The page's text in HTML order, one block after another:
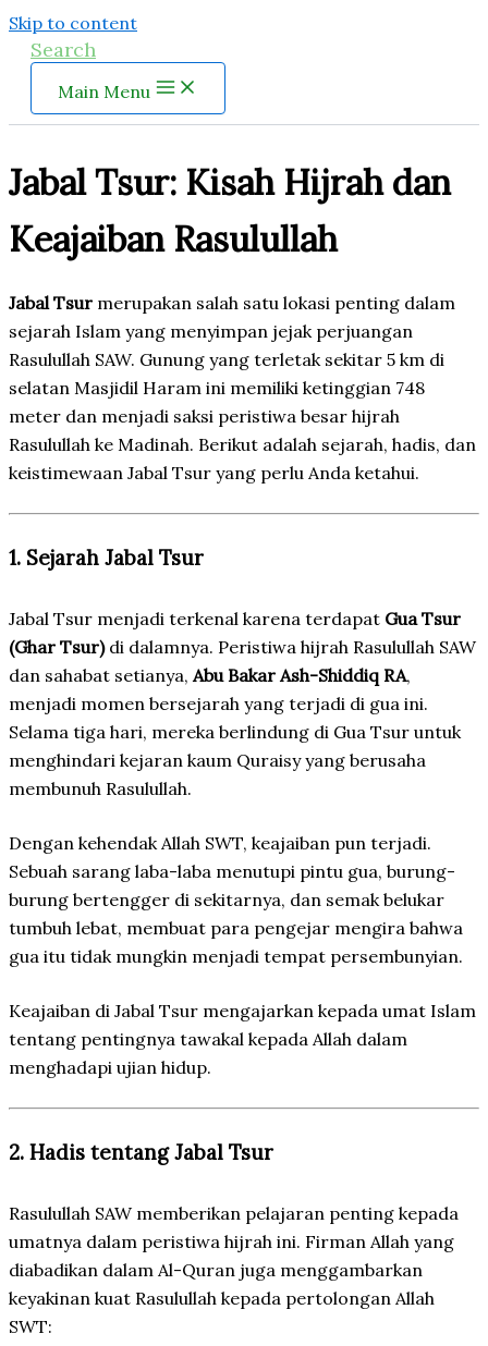
Skip to content
Search
Main Menu
Jabal Tsur: Kisah Hijrah dan
Keajaiban Rasulullah
Jabal Tsur merupakan salah satu lokasi penting dalam
sejarah Islam yang menyimpan jejak perjuangan
Rasulullah SAW. Gunung yang terletak sekitar 5 km di
selatan Masjidil Haram ini memiliki ketinggian 748
meter dan menjadi saksi peristiwa besar hijrah
Rasulullah ke Madinah. Berikut adalah sejarah, hadis, dan
keistimewaan Jabal Tsur yang perlu Anda ketahui.
1. Sejarah Jabal Tsur
Jabal Tsur menjadi terkenal karena terdapat Gua Tsur
(Ghar Tsur)di dalamnya. Peristiwa hijrah Rasulullah SAW
dan sahabat setianya, Abu Bakar Ash-Shiddiq RA,
menjadi momen bersejarah yang terjadi di gua ini.
Selama tiga hari, mereka berlindung di Gua Tsur untuk
menghindari kejaran kaum Quraisy yang berusaha
membunuh Rasulullah.
Dengan kehendak Allah SWT, keajaiban pun terjadi.
Sebuah sarang laba-laba menutupi pintu gua, burung-
burung bertengger di sekitarnya, dan semak belukar
tumbuh lebat, membuat para pengejar mengira bahwa
gua itu tidak mungkin menjadi tempat persembunyian.
Keajaiban di Jabal Tsur mengajarkan kepada umat Islam
tentang pentingnya tawakal kepada Allah dalam
menghadapi ujian hidup.
2. Hadis tentang Jabal Tsur
Rasulullah SAW memberikan pelajaran penting kepada
umatnya dalam peristiwa hijrah ini. Firman Allah yang
diabadikan dalam Al-Quran juga menggambarkan
keyakinan kuat Rasulullah kepada pertolongan Allah
SWT: